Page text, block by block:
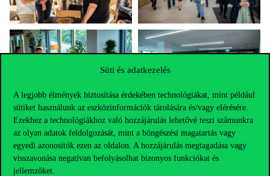
Süti és adatkezelés
A legjobb élmények biztosítása érdekében technológiákat, mint például
sütiket használunk az eszközinformációk tárolására és/vagy elérésére.
Ezekhez a technológiákhoz való hozzájárulás lehetővé teszi számunkra
az olyan adatok feldolgozását, mint a böngészési magatartás vagy
egyedi azonosítók ezen az oldalon. A hozzájárulás megtagadása vagy
visszavonása negatívan befolyásolhat bizonyos funkciókat és
jellemzőket.